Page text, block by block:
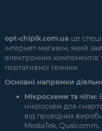
opt-chipik.com.ua це
інтернет-магазин, який
електронних компонентів
портативної техніки.
Основні напрямки
Мікросхеми та чіпи:
мікросхем для
від провідних
MediaTek, Qualcomm,